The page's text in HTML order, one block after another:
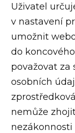
Uživatel
v nastavení
umožnit
do
považovat za
osobních
nemůže
nezákonnosti